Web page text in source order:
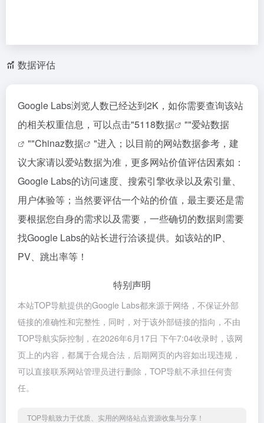
数据评估
Google Labs浏览人数已经达到2K，如你需要查询该站
的相关权重信息，可以点击"5118数据 ""爱站数据
""Chinaz数据
"进入；以目前的网站数据参考，建
议大家请以爱站数据为准，更多网站价值评估因素如：
Google Labs的访问速度、搜索引擎收录以及索引量、
用户体验等；当然要评估一个站的价值，最主要还是需
要根据您自身的需求以及需要，一些确切的数据则需要
找Google Labs的站长进行洽谈提供。如该站的IP、
PV、跳出率等！
特别声明
本站TOP导航提供的Google Labs都来源于网络，不保证外部
链接的准确性和完整性，同时，对于该外部链接的指向，不由
TOP导航实际控制，在2026年6月17日 下午7:04收录时，该网
页上的内容，都属于合规合法，后期网页的内容如出现违规，
可以直接联系网站管理员进行删除，TOP导航不承担任何责
任。
TOP导航致力于优质、实用的网络站点资源收集与分享！